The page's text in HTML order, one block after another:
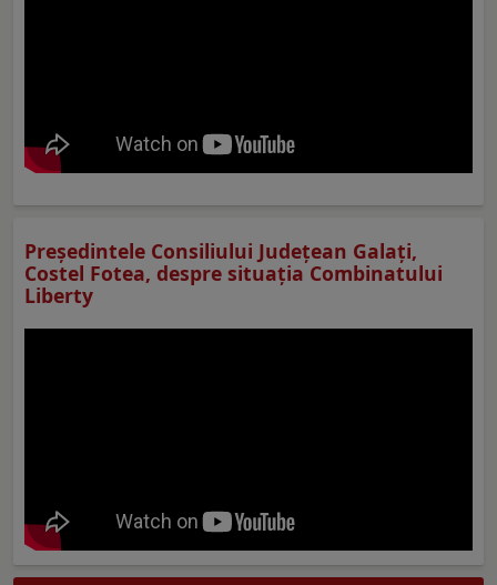
Preşedintele Consiliului Judeţean Galaţi,
Costel Fotea, despre situaţia Combinatului
Liberty